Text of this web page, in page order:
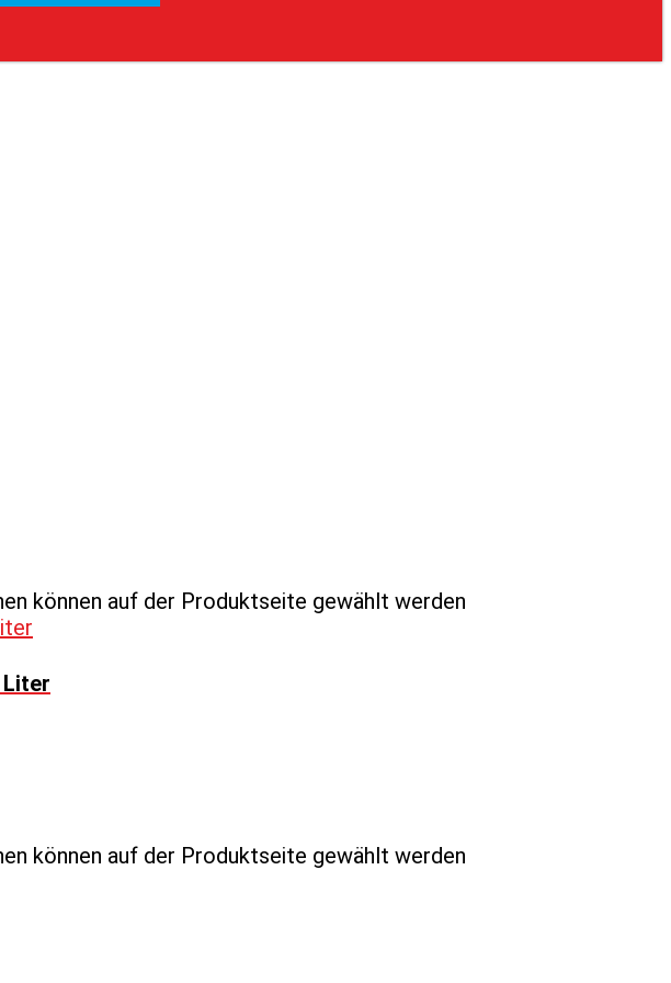
können auf der Produktseite gewählt werden
Liter
können auf der Produktseite gewählt werden